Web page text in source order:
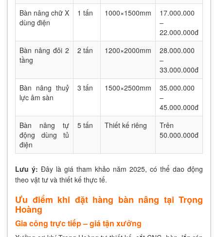
Bàn nâng chữ X
dùng điện
1 tấn 1000×1500mm
17.000.000
–
22.000.000đ
Bàn nâng đôi 2
tầng
2 tấn 1200×2000mm
28.000.000
–
33.000.000đ
Bàn nâng thuỷ
lực âm sàn
3 tấn 1500×2500mm
35.000.000
–
45.000.000đ
Bàn nâng tự
động dùng tủ
điện
5 tấn Thiết kế riêng
Trên
50.000.000đ
Lưu ý: Đây là giá tham khảo năm 2025, có thể dao động
theo vật tư và thiết kế thực tế.
Ưu điểm khi đặt hàng bàn nâng tại Trọng
Hoàng
Gia công trực tiếp – giá tận xưởng